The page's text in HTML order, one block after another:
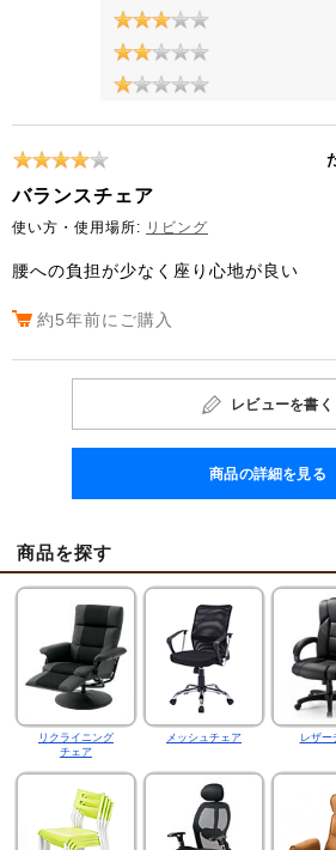
バランスチェア
使い方・使用場所: リビング
腰への負担が少なく座り心地が良い
約5年前にご購入
レビューを書く
商品の詳細を見る
商品を探す
リクライニング
チェア
メッシュチェア レザー